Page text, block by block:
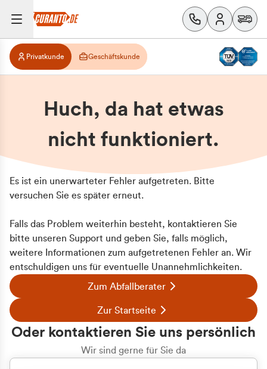
Privatkunde Geschäftskunde
Huch, da hat etwas
nicht funktioniert.
Es ist ein unerwarteter Fehler aufgetreten. Bitte
versuchen Sie es später erneut.
Falls das Problem weiterhin besteht, kontaktieren Sie
bitte unseren Support und geben Sie, falls möglich,
weitere Informationen zum aufgetretenen Fehler an. Wir
entschuldigen uns für eventuelle Unannehmlichkeiten.
Zum Abfallberater
Zur Startseite
Oder kontaktieren Sie uns persönlich
Wir sind gerne für Sie da